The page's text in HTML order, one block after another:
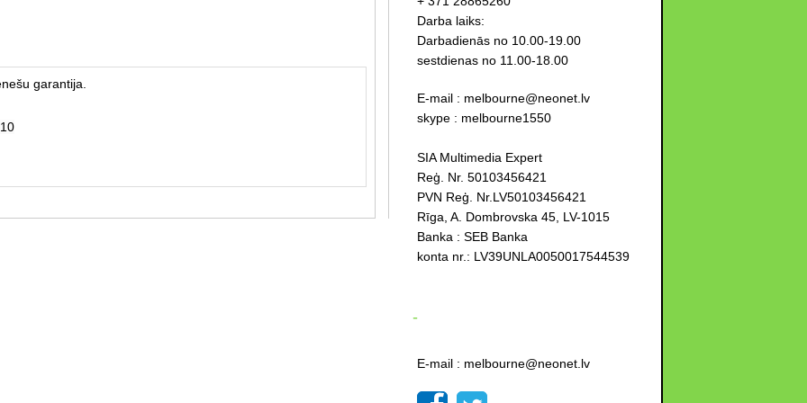
garantija.
Darba laiks:
Darbadienās no 10.00-19.00
sestdienas no 11.00-18.00
E-mail : melbourne@neonet.lv
skype : melbourne1550
SIA Multimedia Expert
Reģ. Nr. 50103456421
PVN Reģ. Nr.LV50103456421
Rīga, A. Dombrovska 45, LV-1015
Banka : SEB Banka
konta nr.: LV39UNLA0050017544539
-
E-mail : melbourne@neonet.lv